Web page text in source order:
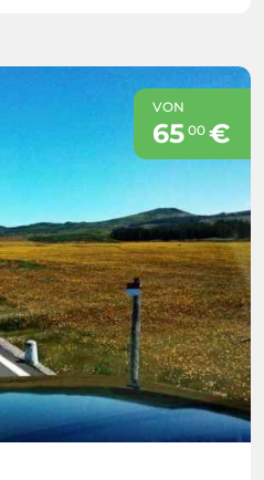
VON
65 00€